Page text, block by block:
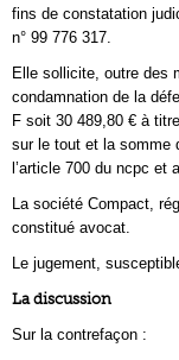
fins de constatation
n° 99 776 317.
Elle sollicite, outre des
condamnation de la
F soit 30 489,80 € à
sur le tout et la somme
l’article 700 du ncpc et
La société Compact,
constitué avocat.
Le jugement,
La discussion
Sur la contrefaçon :